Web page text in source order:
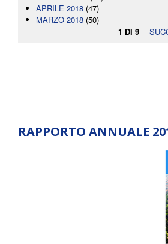
APRILE 2018 (47)
MARZO 2018 (50)
1 DI 9
RAPPORTO ANNUALE